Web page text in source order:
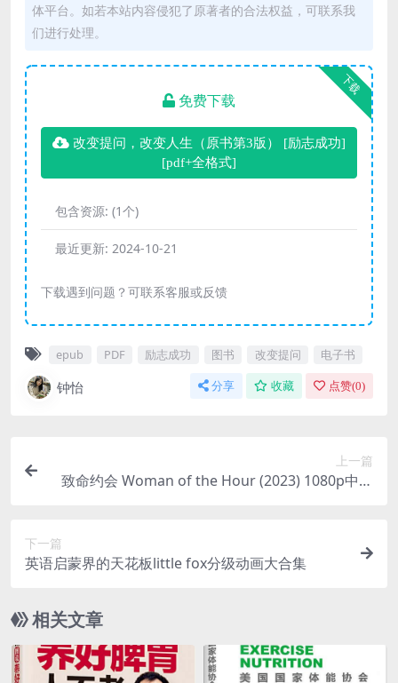
体平台。如若本站内容侵犯了原著者的合法权益，可联系我
们进行处理。
下载
免费下载
改变提问，改变人生（原书第3版） [ 励志成功]
[pdf+全格式]
包含资源: (1个)
最近更新: 2024-10-21
下载遇到问题？可联系客服或反馈
epub PDF 励志成功 图书 改变提问 电子书
钟怡 分享 收藏 点赞(0)
上一篇
致命约会 Woman of the Hour (2023) 1080p中英
下一篇
英语启蒙界的天花板little fox分级动画大合集
相关文章